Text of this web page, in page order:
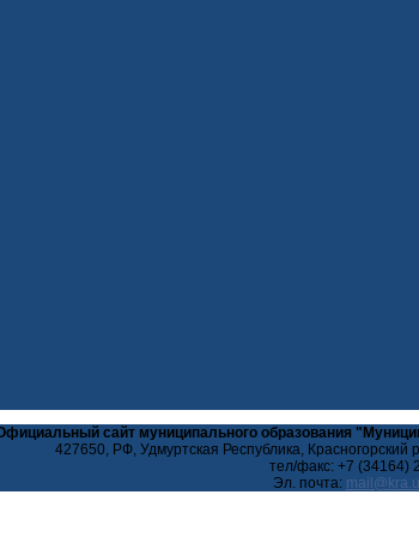
сайт муниципального образования
427650, РФ, Удмуртская Республика, Красногорский
тел/факс: +7 (34164)
Эл. почта: